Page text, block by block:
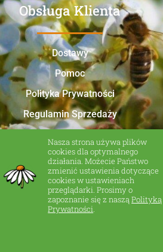
Obsługa Klienta
Dostawy
Pomoc
Polityka Prywatności
Regulamin Sprzedaży
Made in Zakliczyn
Nasza strona używa plików
cookies dla optymalnego
działania. Możecie Państwo
zmienić ustawienia dotyczące
cookies w ustawieniach
przeglądarki. Prosimy o
zapoznanie się z nasząPolityką
Prywatności.